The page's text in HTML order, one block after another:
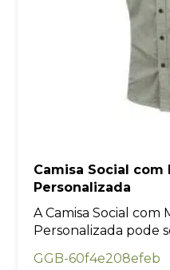
Camisa Social com
Personalizada
A Camisa Social com
Personalizada pode
GGB-60f4e208efeb